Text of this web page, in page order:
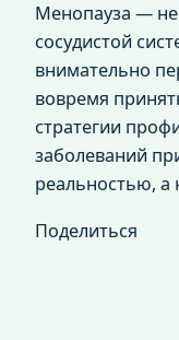
Менопауза — не
сосудистой
внимательно
вовремя
стратегии
заболеваний
реальностью, а
Поделиться